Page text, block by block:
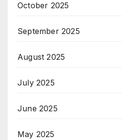
October 2025
September 2025
August 2025
July 2025
June 2025
May 2025